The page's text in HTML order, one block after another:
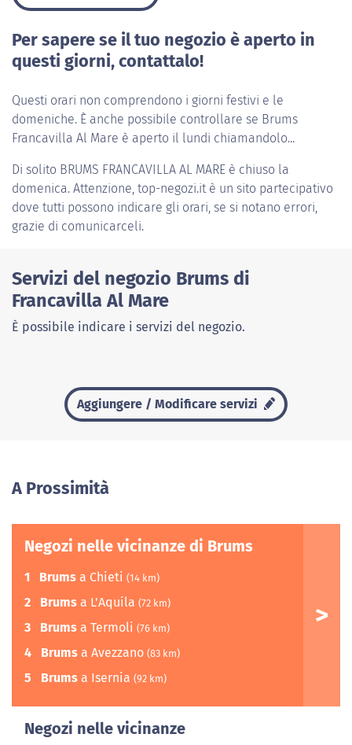
Per sapere se il tuo negozio è aperto in
questi giorni, contattalo!
Questi orari non comprendono i giorni festivi e le
domeniche. È anche possibile controllare se Brums
Francavilla Al Mare è aperto il lundi chiamandolo...
Di solito BRUMS FRANCAVILLA AL MARE è chiuso la
domenica. Attenzione, top-negozi.it è un sito partecipativo
dove tutti possono indicare gli orari, se si notano errori,
grazie di comunicarceli.
Servizi del negozio Brums di
Francavilla Al Mare
È possibile indicare i servizi del negozio.
Aggiungere / Modificare servizi
A Prossimità
Negozi nelle vicinanze di Brums
1 Brums a Chieti (14 km)
2 Brums a L'Aquila (72 km)
3 Brums a Termoli (76 km)
4 Brums a Avezzano (83 km)
5 Brums a Isernia (92 km)
Negozi nelle vicinanze